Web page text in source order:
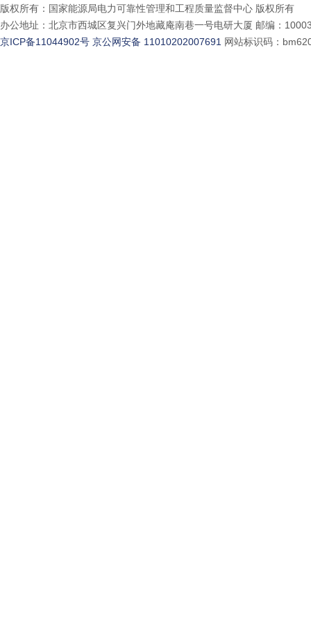
版权所有：国家能源局电力可靠性管理和工程质量监督中心 版权所有
办公地址：北京市西城区复兴门外地藏庵南巷一号电研大厦 邮编：
京ICP备11044902号 京公网安备 11010202007691 网站标识码：